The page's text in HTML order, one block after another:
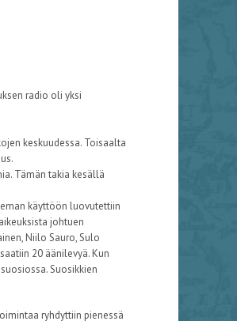
radio oli yksi
keskuudessa. Toisaalta
Tämän takia kesällä
käyttöön luovutettiin
johtuen
Niilo Sauro, Sulo
20 äänilevyä. Kun
Suosikkien
ryhdyttiin pienessä